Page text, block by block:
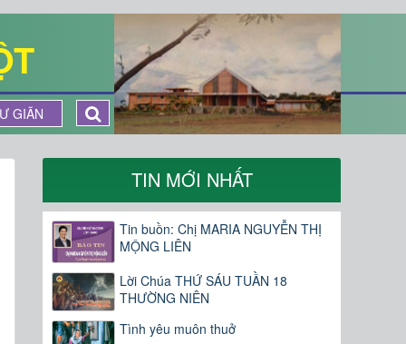
GIÃN
TIN MỚI NHẤT
Tin buồn: Chị MARIA NGUYỄN THỊ
MỘNG LIÊN
Lời Chúa THỨ SÁU TUẦN 18
THƯỜNG NIÊN
Tình yêu muôn thuở